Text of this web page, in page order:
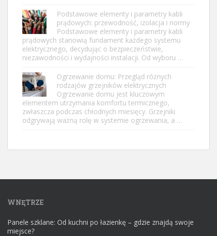
Podstawowe elementy i parametry kabli
prądowych: przewodność, izolacja i normy
Podstawowe elementy i parametry kabli
prądowych stanowią fundament każdego systemu
elektrycznego, decydując o bezpieczeństwie,
niezawodności i wydajności instalacji. Od wyboru …
Ogrzewanie domu: Przegląd różnych
rodzajów grzejników elektrycznych
Ogrzewanie domu jest kluczowym
elementem utrzymania komfortu termicznego,
zwłaszcza podczas chłodnych miesięcy. Grzejniki
odgrywają ważną rolę w systemie ogrzewania, a …
WNĘTRZE
Panele szklane: Od kuchni po łazienkę – gdzie znajdą swoje
miejsce?